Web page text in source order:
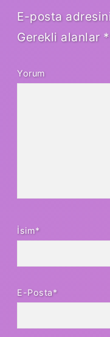
E-posta
Gerekli alanlar *
Yorum
İsim*
E-Posta*